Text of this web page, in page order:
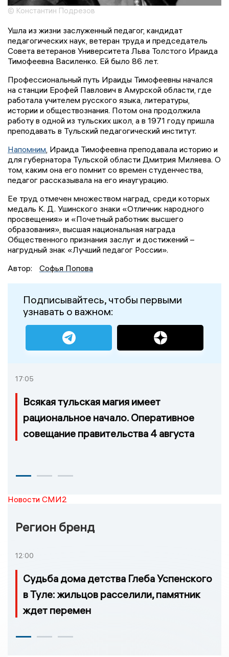
© Константин Подрезов
Ушла из жизни заслуженный педагог, кандидат
педагогических наук, ветеран труда и председатель
Совета ветеранов Университета Льва Толстого Ираида
Тимофеевна Василенко. Ей было 86 лет.
Профессиональный путь Ираиды Тимофеевны начался
на станции Ерофей Павлович в Амурской области, где
работала учителем русского языка, литературы,
истории и обществознания. Потом она продолжила
работу в одной из тульских школ, а в 1971 году пришла
преподавать в Тульский педагогический институт.
Напомним, Ираида Тимофеевна преподавала историю и
для губернатора Тульской области Дмитрия Миляева. О
том, каким она его помнит со времен студенчества,
педагог рассказывала на его инаугурацию.
Ее труд отмечен множеством наград, среди которых
медаль К. Д. Ушинского знаки «Отличник народного
просвещения» и «Почетный работник высшего
образования», высшая национальная награда
Общественного признания заслуг и достижений –
нагрудный знак «Лучший педагог России».
Автор:
Софья Попова
Подписывайтесь, чтобы первыми
узнавать о важном:
17:05
Всякая тульская магия имеет
рациональное начало. Оперативное
совещание правительства 4 августа
Новости СМИ2
Регион бренд
12:00
Судьба дома детства Глеба Успенского
в Туле: жильцов расселили, памятник
ждет перемен